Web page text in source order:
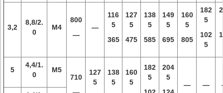
3,2
8,8/2.
0
M4
800
—
—
116
5
365
127
5
475
138
5
585
149
5
695
160
5
805
182
5
102
5
5
4,4/1.
0
M5
710
127
5
138
5
160
5
182
5
204
5
— —